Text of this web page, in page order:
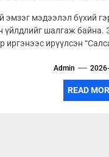
эмзэг мэдээлэл бүхий
үйлдлийг шалгаж байна.
иргэнээс ирүүлсэн
Admin
READ